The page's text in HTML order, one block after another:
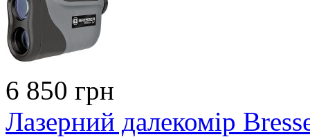
6 850 грн
Лазерний далекомір